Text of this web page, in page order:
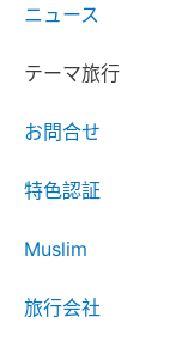
ニュース
テーマ旅行
お問合せ
特色認証
Muslim
旅行会社